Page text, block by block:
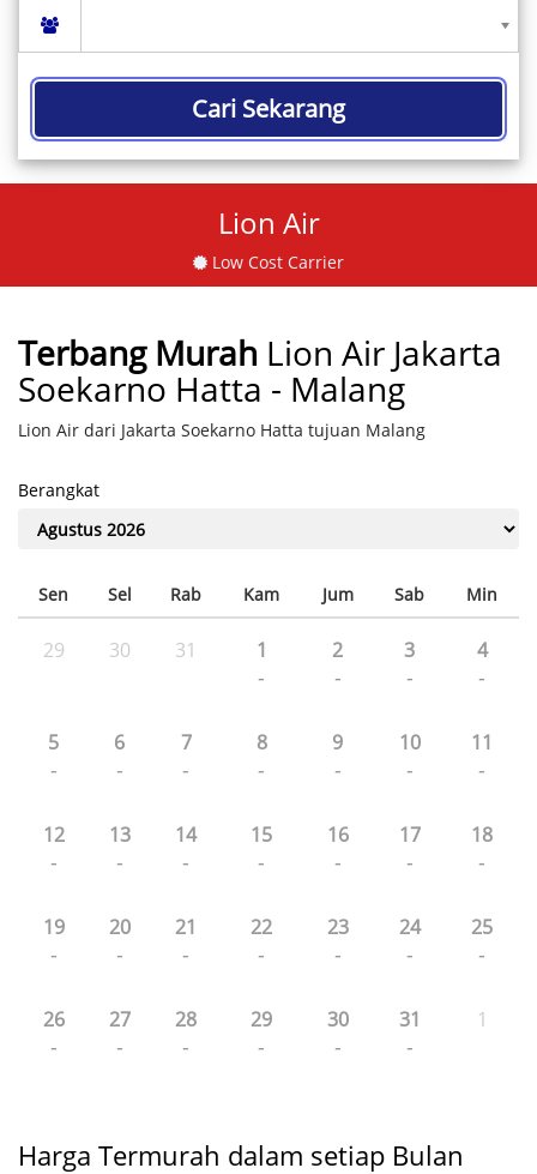
Cari Sekarang
Lion Air
Low Cost Carrier
Terbang Murah Lion Air Jakarta
Soekarno Hatta - Malang
Lion Air dari Jakarta Soekarno Hatta tujuan Malang
Berangkat
Sen Sel Rab Kam Jum Sab Min
29 30 31 1
-
2
-
3
-
4
-
5
-
6
-
7
-
8
-
9
-
10
-
11
-
12
-
13
-
14
-
15
-
16
-
17
-
18
-
19
-
20
-
21
-
22
-
23
-
24
-
25
-
26
-
27
-
28
-
29
-
30
-
31
-
1
Harga Termurah dalam setiap Bulan